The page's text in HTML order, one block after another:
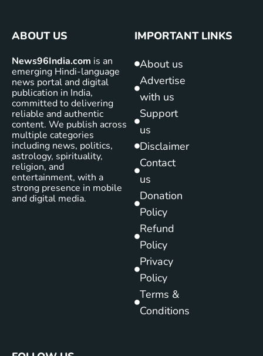
ABOUT US
News96India.com is an
emerging Hindi-language
news portal and digital
publication in India,
committed to delivering
reliable and authentic
content. We publish across
multiple categories
including news, politics,
astrology, spirituality,
religion, and
entertainment, with a
strong presence in mobile
and digital media.
IMPORTANT LINKS
About us
Advertise
with us
Support
us
Disclaimer
Contact
us
Donation
Policy
Refund
Policy
Privacy
Policy
Terms &
Conditions